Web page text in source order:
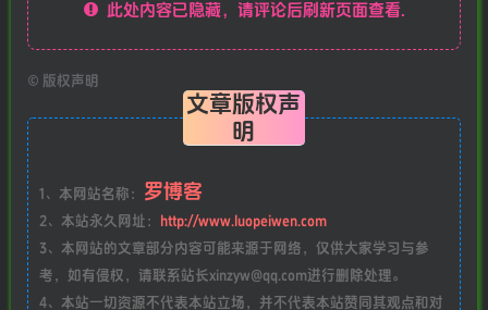
此处内容已隐藏，请评论后刷新页面查看.
© 版权声明
文章版权声
明
1、本网站名称： 罗博客
2、本站永久网址：
http://www.luopeiwen.com
3、本网站的文章部分内容可能来源于网络，仅供大家学习与参
考，如有侵权，请联系站长xinzyw@qq.com进行删除处理。
4、本站一切资源不代表本站立场，并不代表本站赞同其观点和对